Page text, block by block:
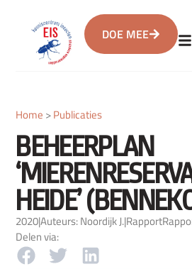
DOE MEE
Home >Publicaties
BEHEERPLAN
HEIDE’
2020|Auteurs: Noordijk J.|Rapport
Delen via: